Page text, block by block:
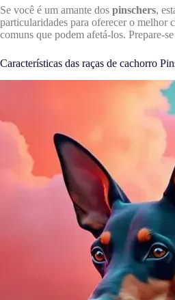
Se você é um amante dos pinschers,
particularidades para oferecer o melhor
comuns que podem afetá-los. Prepare-
Características das raças de cachorro